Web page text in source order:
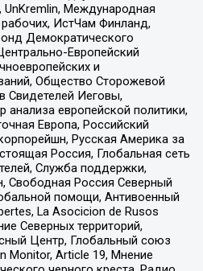
UnKremlin, Международная
ИстЧам Финланд,
Демократического
Европейский
и
Общество Сторожевой
Свидетелей Иеговы,
анализа европейской политики,
Европа, Российский
Русская Америка за
Россия, Глобальная сеть
Служба поддержки,
Свободная Россия Северный
помощи, Антивоенный
La Asocicion de Rusos
Северных территорий,
Центр, Глобальный союз
Monitor, Article 19, Мнение